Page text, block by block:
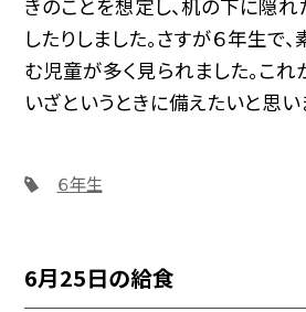
きのことを想定し、机の下に隠れ
したりしました。さすが６年生で
む児童が多く見られました。これ
いざというときに備えたいと思い
６年生
6月25日の給食